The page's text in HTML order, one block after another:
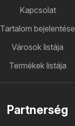
Kapcsolat
Tartalom bejelentése
Városok listája
Termékek listája
Partnerség